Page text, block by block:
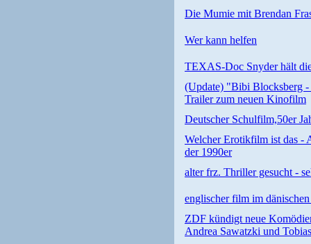
Die Mumie mit Brendan
Wer kann helfen
TEXAS-Doc Snyder hält
(Update) "Bibi Blocksberg
Trailer zum neuen Kinofilm
Deutscher Schulfilm,50er
Welcher Erotikfilm ist das -
der 1990er
alter frz. Thriller gesucht -
englischer film im
ZDF kündigt neue
Andrea Sawatzki und